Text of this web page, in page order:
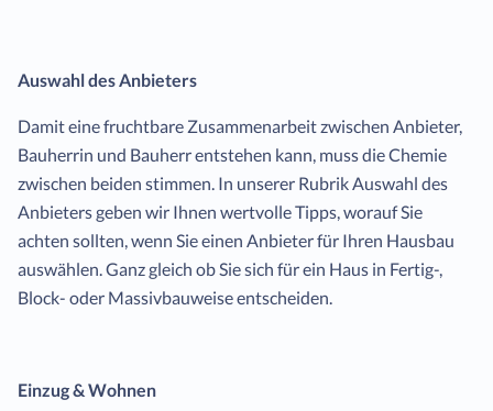
Auswahl des Anbieters
Damit eine fruchtbare Zusammenarbeit zwischen Anbieter,
Bauherrin und Bauherr entstehen kann, muss die Chemie
zwischen beiden stimmen. In unserer Rubrik Auswahl des
Anbieters geben wir Ihnen wertvolle Tipps, worauf Sie
achten sollten, wenn Sie einen Anbieter für Ihren Hausbau
auswählen. Ganz gleich ob Sie sich für ein Haus in Fertig-,
Block- oder Massivbauweise entscheiden.
Einzug & Wohnen